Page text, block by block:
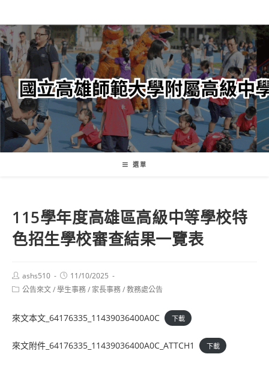
轉
至
主
內
容
選單
115學年度高雄區高級中等學校特
色招生學校審查結果一覽表
Post
author:
ashs510
Post
published:
11/10/2025
Post公告來文/學生事務/ 家長事務/教務處公告
來文本文_64176335_11439036400A0C 下載
來文附件_64176335_11439036400A0C_ATTCH1 下載